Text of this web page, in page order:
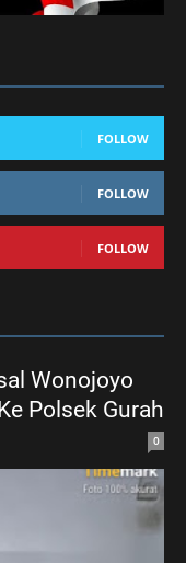
FOLLOW
FOLLOW
FOLLOW
Wonojoyo
Polsek Gurah
0